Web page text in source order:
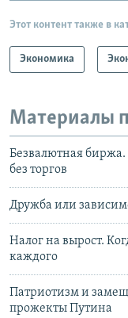
Этот контент также в
Экономика
Материалы
Безвалютная биржа.
без торгов
Дружба или
Налог на вырост.
каждого
Патриотизм и
прожекты Путина